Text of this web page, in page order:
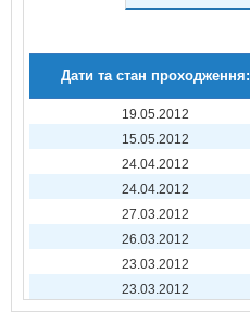
Дати та стан проходження:
19.05.2012
15.05.2012
24.04.2012
24.04.2012
27.03.2012
26.03.2012
23.03.2012
23.03.2012